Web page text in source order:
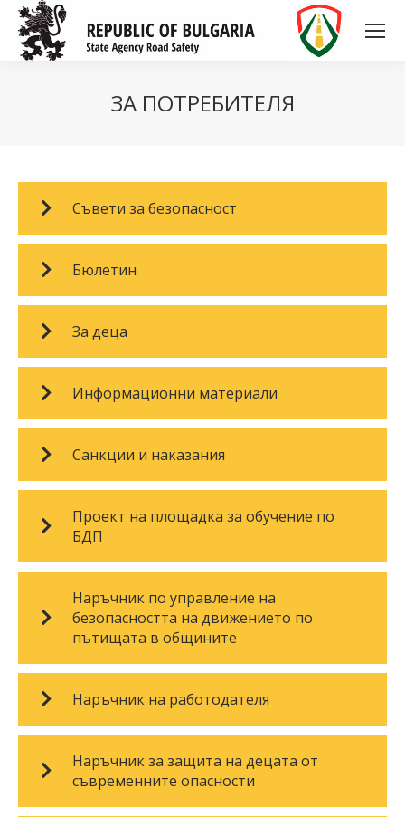
ЗА ПОТРЕБИТЕЛЯ
Съвети за безопасност
Бюлетин
За деца
Информационни материали
Санкции и наказания
Проект на площадка за обучение по
БДП
Наръчник по управление на
безопасността на движението по
пътищата в общините
Наръчник на работодателя
Наръчник за защита на децата от
съвременните опасности